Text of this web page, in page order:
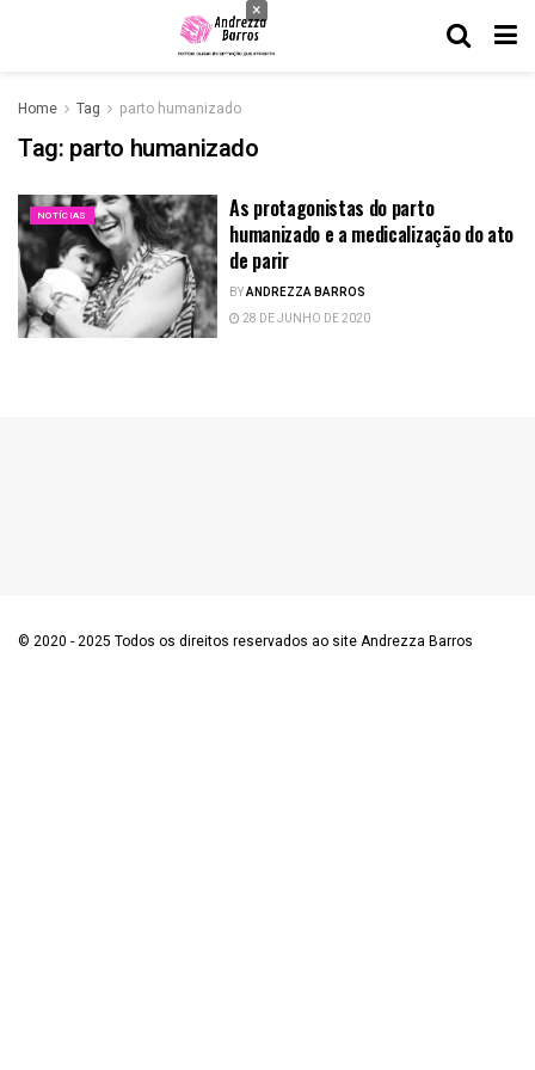
Home Tag parto humanizado
Tag: parto humanizado
NOTÍCIAS
As protagonistas do parto
humanizado e a medicalização do ato
de parir
BYANDREZZA BARROS
28 DE JUNHO DE 2020
© 2020 - 2025 Todos os direitos reservados ao site Andrezza Barros
×